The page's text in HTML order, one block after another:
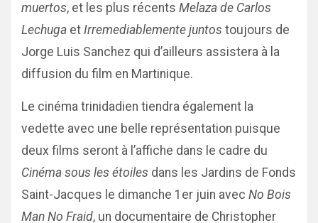
muertos, et les plus récents Melaza de Carlos
Lechuga et Irremediablemente juntos toujours de
Jorge Luis Sanchez qui d’ailleurs assistera à la
diffusion du film en Martinique.
Le cinéma trinidadien tiendra également la
vedette avec une belle représentation puisque
deux films seront à l’affiche dans le cadre du
Cinéma sous les étoiles dans les Jardins de Fonds
Saint-Jacques le dimanche 1er juin avec No Bois
Man No Fraid, un documentaire de Christopher